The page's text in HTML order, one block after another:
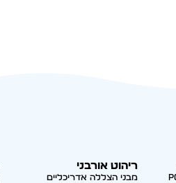
ריהוט אורבני
מבני הצללה אדריכליים